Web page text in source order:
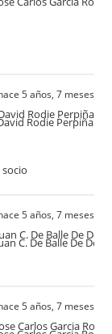
5 años, 7 meses
Rodie Perpiña
5 años, 7 meses
C. De Balle De Dou
5 años, 7 meses
Carlos Garcia